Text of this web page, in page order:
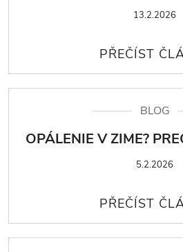
13.2.2026
BLOG
OPÁLENIE V ZIME?
5.2.2026